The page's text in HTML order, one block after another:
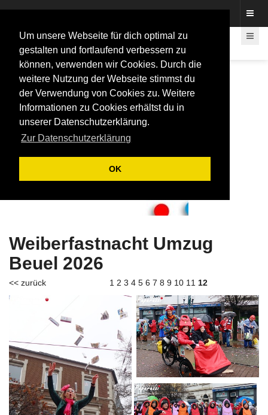
Um unsere Webseite für dich optimal zu
gestalten und fortlaufend verbessern zu
können, verwenden wir Cookies. Durch die
weitere Nutzung der Webseite stimmst du
der Verwendung von Cookies zu. Weitere
Informationen zu Cookies erhältst du in
unserer Datenschutzerklärung.
Zur Datenschutzerklärung
OK
Weiberfastnacht Umzug
Beuel 2026
<< zurück 1 2 3 4 5 6 7 8 9 10 11 12